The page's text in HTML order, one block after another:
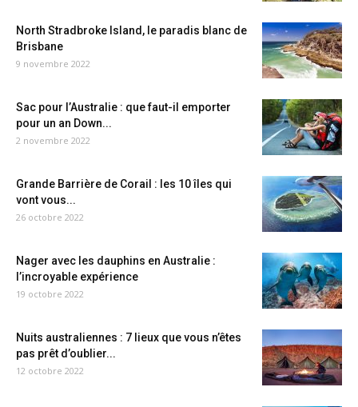
North Stradbroke Island, le paradis blanc de
Brisbane
9 novembre 2022
Sac pour l’Australie : que faut-il emporter
pour un an Down...
2 novembre 2022
Grande Barrière de Corail : les 10 îles qui
vont vous...
26 octobre 2022
Nager avec les dauphins en Australie :
l’incroyable expérience
19 octobre 2022
Nuits australiennes : 7 lieux que vous n’êtes
pas prêt d’oublier...
12 octobre 2022